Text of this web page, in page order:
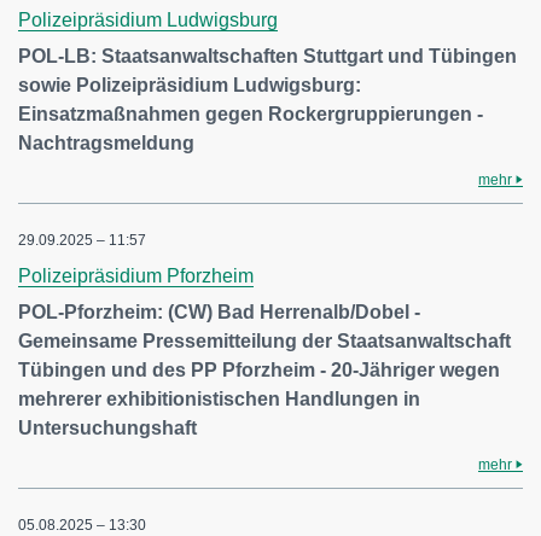
Polizeipräsidium Ludwigsburg
POL-LB: Staatsanwaltschaften Stuttgart und Tübingen
sowie Polizeipräsidium Ludwigsburg:
Einsatzmaßnahmen gegen Rockergruppierungen -
Nachtragsmeldung
mehr
29.09.2025 – 11:57
Polizeipräsidium Pforzheim
POL-Pforzheim: (CW) Bad Herrenalb/Dobel -
Gemeinsame Pressemitteilung der Staatsanwaltschaft
Tübingen und des PP Pforzheim - 20-Jähriger wegen
mehrerer exhibitionistischen Handlungen in
Untersuchungshaft
mehr
05.08.2025 – 13:30